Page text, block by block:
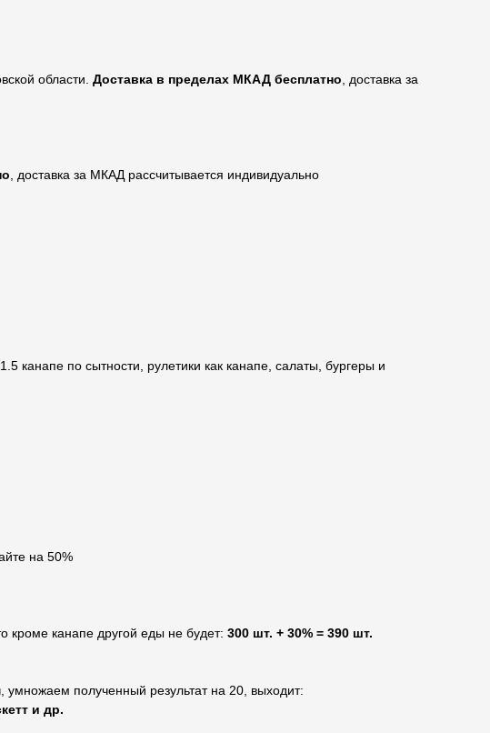
области. Доставка в пределах МКАД бесплатно , доставка за
, доставка за МКАД рассчитывается индивидуально
канапе по сытности, рулетики как канапе, салаты, бургеры и
на 50%
кроме канапе другой еды не будет: 300 шт. + 30% = 390 шт.
, умножаем полученный результат на 20, выходит:
и др.